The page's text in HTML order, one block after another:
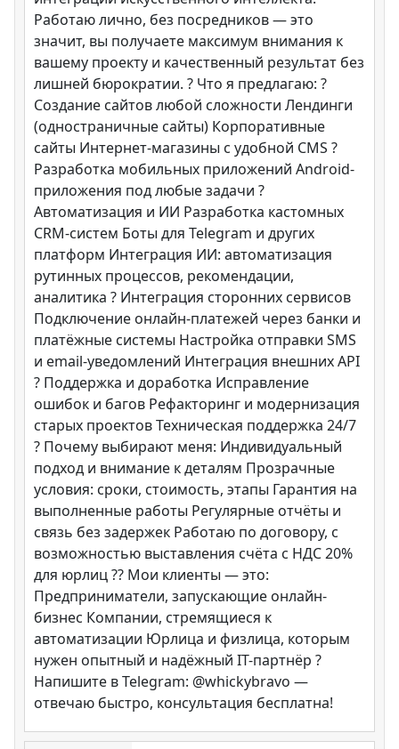
Работаю лично, без посредников — это
значит, вы получаете максимум внимания к
вашему проекту и качественный результат без
лишней бюрократии. ? Что я предлагаю: ?
Создание сайтов любой сложности Лендинги
(одностраничные сайты) Корпоративные
сайты Интернет-магазины с удобной CMS ?
Разработка мобильных приложений Android-
приложения под любые задачи ?
Автоматизация и ИИ Разработка кастомных
CRM-систем Боты для Telegram и других
платформ Интеграция ИИ: автоматизация
рутинных процессов, рекомендации,
аналитика ? Интеграция сторонних сервисов
Подключение онлайн-платежей через банки и
платёжные системы Настройка отправки SMS
и email-уведомлений Интеграция внешних API
?️ Поддержка и доработка Исправление
ошибок и багов Рефакторинг и модернизация
старых проектов Техническая поддержка 24/7
? Почему выбирают меня: Индивидуальный
подход и внимание к деталям Прозрачные
условия: сроки, стоимость, этапы Гарантия на
выполненные работы Регулярные отчёты и
связь без задержек Работаю по договору, с
возможностью выставления счёта с НДС 20%
для юрлиц ?? Мои клиенты — это:
Предприниматели, запускающие онлайн-
бизнес Компании, стремящиеся к
автоматизации Юрлица и физлица, которым
нужен опытный и надёжный IT-партнёр ?
Напишите в Telegram: @whickybravo —
отвечаю быстро, консультация бесплатна!